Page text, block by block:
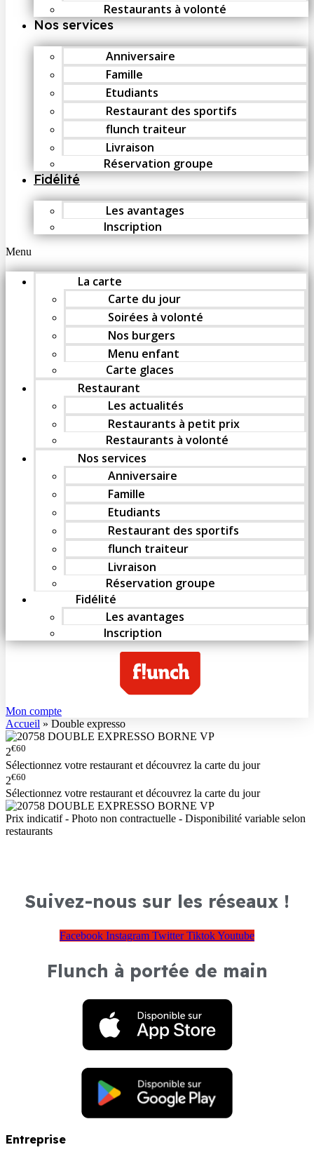
Restaurants à volonté
Nos services
Anniversaire
Famille
Etudiants
Restaurant des sportifs
flunch traiteur
Livraison
Réservation groupe
Fidélité
Les avantages
Inscription
Menu
La carte
Carte du jour
Soirées à volonté
Nos burgers
Menu enfant
Carte glaces
Restaurant
Les actualités
Restaurants à petit prix
Restaurants à volonté
Nos services
Anniversaire
Famille
Etudiants
Restaurant des sportifs
flunch traiteur
Livraison
Réservation groupe
Fidélité
Les avantages
Inscription
Mon compte
Accueil » Double expresso
2€60
Sélectionnez votre restaurant et découvrez la carte du jour
2€60
Sélectionnez votre restaurant et découvrez la carte du jour
Prix indicatif - Photo non contractuelle - Disponibilité variable selon
restaurants
Suivez-nous sur les réseaux !
Facebook Instagram Twitter TiktokYoutube
Flunch à portée de main
Entreprise